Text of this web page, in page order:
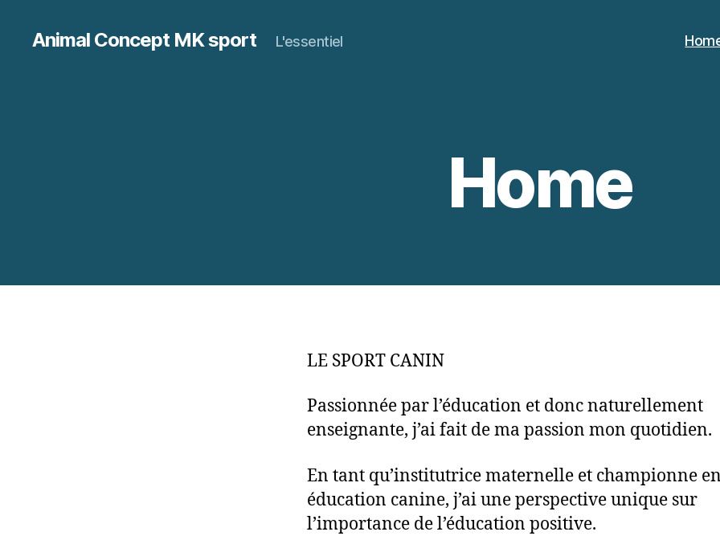
Animal Concept MK sport L'essentiel
Home
LE SPORT CANIN
Passionnée par l’éducation et donc naturellement
enseignante, j’ai fait de ma passion mon quotidien.
En tant qu’institutrice maternelle et championne
éducation canine, j’ai une perspective unique sur
l’importance de l’éducation positive.